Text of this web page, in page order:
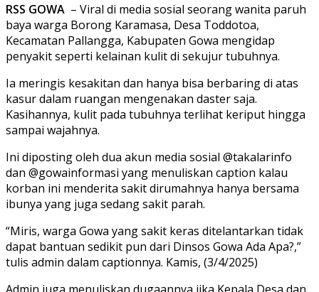
RSS GOWA – Viral di media sosial seorang wanita paruh
baya warga Borong Karamasa, Desa Toddotoa,
Kecamatan Pallangga, Kabupaten Gowa mengidap
penyakit seperti kelainan kulit di sekujur tubuhnya.
Ia meringis kesakitan dan hanya bisa berbaring di atas
kasur dalam ruangan mengenakan daster saja.
Kasihannya, kulit pada tubuhnya terlihat keriput hingga
sampai wajahnya.
Ini diposting oleh dua akun media sosial @takalarinfo
dan @gowainformasi yang menuliskan caption kalau
korban ini menderita sakit dirumahnya hanya bersama
ibunya yang juga sedang sakit parah.
“Miris, warga Gowa yang sakit keras ditelantarkan tidak
dapat bantuan sedikit pun dari Dinsos Gowa Ada Apa?,”
tulis admin dalam captionnya. Kamis, (3/4/2025)